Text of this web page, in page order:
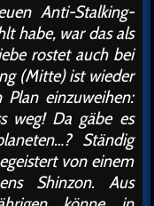
Anti-Stalking-
habe, war das als
rostet auch bei
(Mitte) ist wieder
einzuweihen:
weg! Da gäbe es
Ständig
von einem
Shinzon. Aus